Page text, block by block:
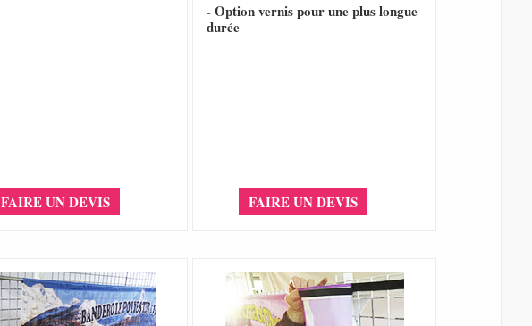
FAIRE UN DEVIS
- Option vernis pour une plus longue
durée
FAIRE UN DEVIS